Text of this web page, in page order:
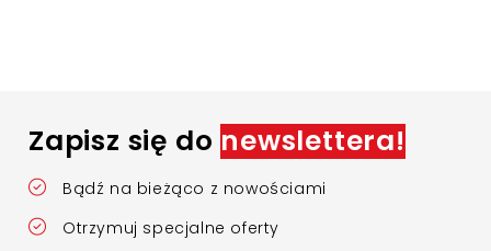
Zapisz się do newslettera!
Bądź na bieżąco z nowościami
Otrzymuj specjalne oferty